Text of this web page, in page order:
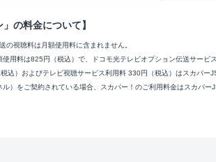
の料金について】
の視聴料は月額使用料に含まれません。
使用料は825円（税込）で、ドコモ光テレビオプション伝送サー
込）およびテレビ視聴サービス利用料 330円（税込）はスカパー
）をご契約されている場合、スカパー！のご利用料金はスカパー